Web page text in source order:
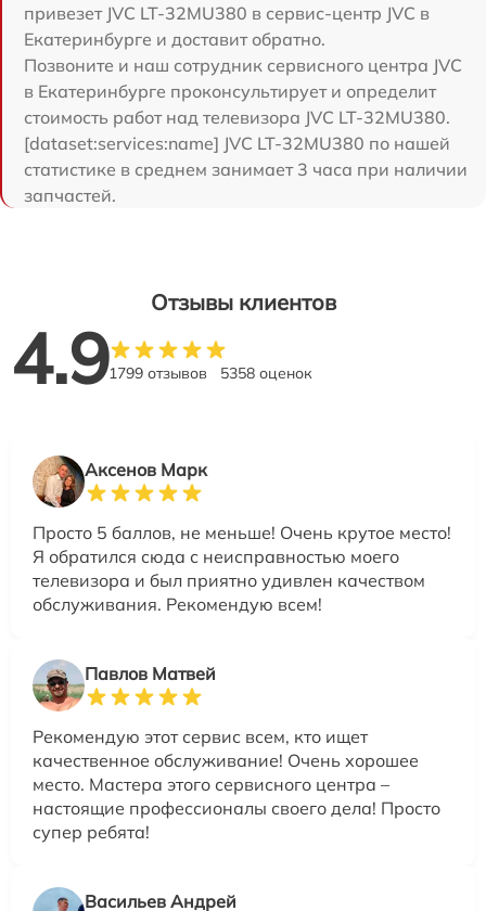
привезет JVC LT-32MU380 в сервис-центр JVC в
Екатеринбурге и доставит обратно.
Позвоните и наш сотрудник сервисного центра JVC
в Екатеринбурге проконсультирует и определит
стоимость работ над телевизора JVC LT-32MU380.
[dataset:services:name] JVC LT-32MU380 по нашей
статистике в среднем занимает 3 часа при наличии
запчастей.
Отзывы клиентов
4.91799 отзывов 5358 оценок
Аксенов Марк
Просто 5 баллов, не меньше! Очень крутое место!
Я обратился сюда с неисправностью моего
телевизора и был приятно удивлен качеством
обслуживания. Рекомендую всем!
Павлов Матвей
Рекомендую этот сервис всем, кто ищет
качественное обслуживание! Очень хорошее
место. Мастера этого сервисного центра –
настоящие профессионалы своего дела! Просто
супер ребята!
Васильев Андрей